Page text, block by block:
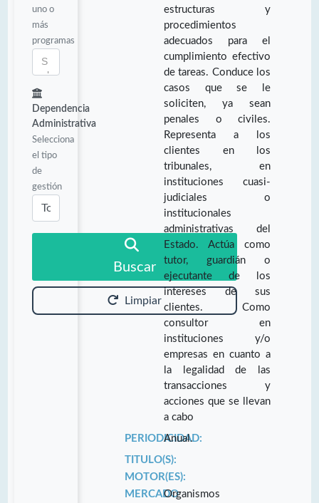
uno o
más
programas
Dependencia
Administrativa
Selecciona
el tipo
de
gestión
Buscar
Limpiar
estructuras y
procedimientos
adecuados para el
cumplimiento efectivo
de tareas. Conduce los
casos que se le
soliciten, ya sean
penales o civiles.
Representa a los
clientes en los
tribunales, en
instituciones cuasi-
judiciales o
institucionales
administrativas del
Estado. Actúa como
tutor, guardián o
ejecutante de los
intereses de sus
clientes. Como
consultor en
instituciones y/o
empresas en cuanto a
la legalidad de las
transacciones y
acciones que se llevan
a cabo
PERIODICIDAD:
Anual.
TITULO(S):
MOTOR(ES):
MERCADOOrganismos